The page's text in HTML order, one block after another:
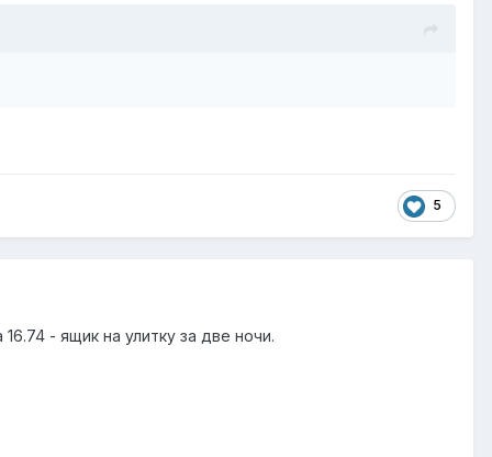
5
- ящик на улитку за две ночи.